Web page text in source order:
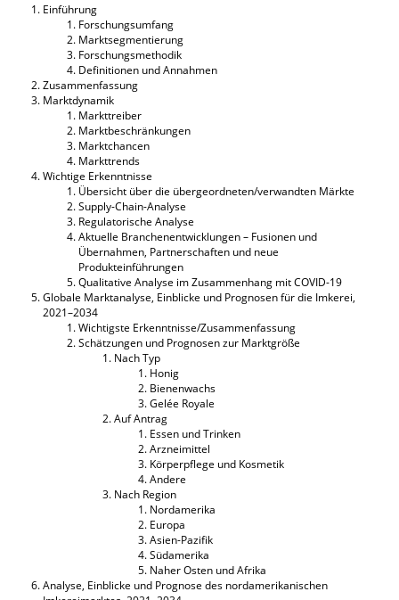
Einführung
Forschungsumfang
Marktsegmentierung
Forschungsmethodik
Definitionen und Annahmen
Zusammenfassung
Marktdynamik
Markttreiber
Marktbeschränkungen
Marktchancen
Markttrends
Wichtige Erkenntnisse
Übersicht über die übergeordneten/verwandten Märkte
Supply-Chain-Analyse
Regulatorische Analyse
Aktuelle Branchenentwicklungen – Fusionen und
Übernahmen, Partnerschaften und neue
Produkteinführungen
Qualitative Analyse im Zusammenhang mit COVID-19
Globale Marktanalyse, Einblicke und Prognosen für die Imkerei,
2021–2034
Wichtigste Erkenntnisse/Zusammenfassung
Schätzungen und Prognosen zur Marktgröße
Nach Typ
Honig
Bienenwachs
Gelée Royale
Auf Antrag
Essen und Trinken
Arzneimittel
Körperpflege und Kosmetik
Andere
Nach Region
Nordamerika
Europa
Asien-Pazifik
Südamerika
Naher Osten und Afrika
Analyse, Einblicke und Prognose des nordamerikanischen